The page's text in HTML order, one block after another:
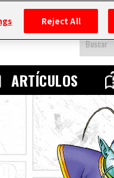
ARTÍCULOS
Reject All